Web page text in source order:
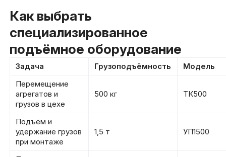
Как выбрать
специализированное
подъёмное оборудование
Задача Грузоподъёмность
Модель
Перемещение
агрегатов и
грузов в цехе
500 кг ТК500
Подъём и
удержание грузов
при монтаже
1,5 т УП1500